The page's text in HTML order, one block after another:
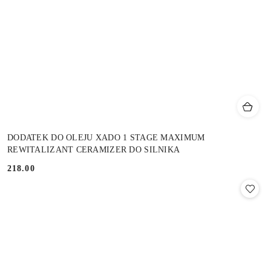
DODATEK DO OLEJU XADO 1 STAGE MAXIMUM
REWITALIZANT CERAMIZER DO SILNIKA
Cena:
218.00